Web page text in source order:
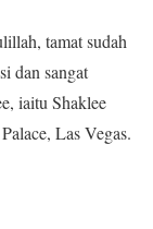
tamat sudah
dan sangat
iaitu Shaklee
Las Vegas.